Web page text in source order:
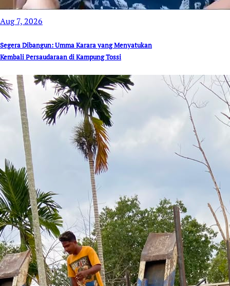
Aug 7, 2026
Segera Dibangun: Umma Karara yang Menyatukan
Kembali Persaudaraan di Kampung Tossi